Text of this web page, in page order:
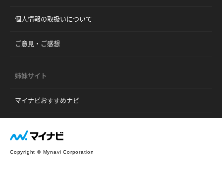
個人情報の取扱いについて
ご意見・ご感想
姉妹サイト
マイナビおすすめナビ
Copyright © Mynavi Corporation